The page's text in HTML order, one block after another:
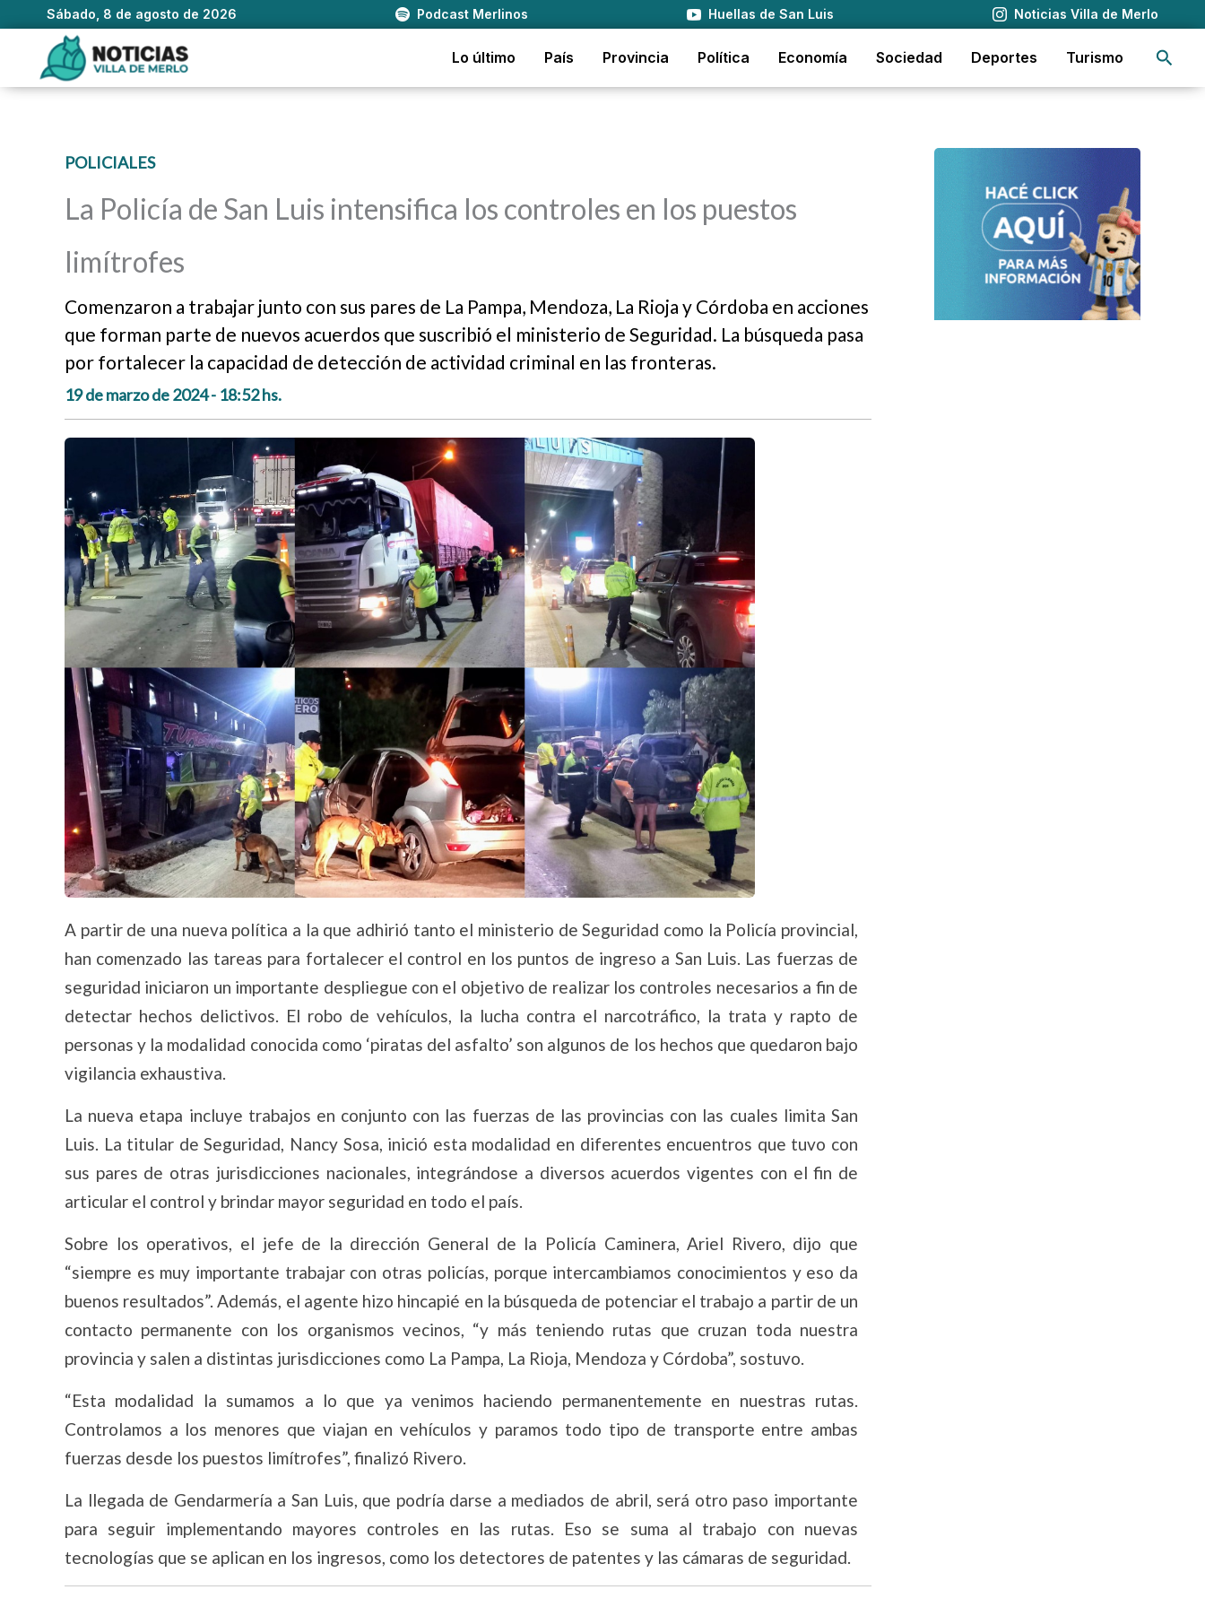
Sábado, 8 de agosto de 2026 Podcast Merlinos Huellas de San Luis Noticias Villa de Merlo
contenido
Lo último País Provincia Política Economía Sociedad Deportes Turismo
POLICIALES
La Policía de San Luis intensifica los controles en los puestos
limítrofes
Comenzaron a trabajar junto con sus pares de La Pampa, Mendoza, La Rioja y Córdoba en acciones
que forman parte de nuevos acuerdos que suscribió el ministerio de Seguridad. La búsqueda pasa
por fortalecer la capacidad de detección de actividad criminal en las fronteras.
19 de marzo de 2024 - 18:52 hs.
A partir de una nueva política a la que adhirió tanto el ministerio de Seguridad como la Policía provincial,
han comenzado las tareas para fortalecer el control en los puntos de ingreso a San Luis. Las fuerzas de
seguridad iniciaron un importante despliegue con el objetivo de realizar los controles necesarios a fin de
detectar hechos delictivos. El robo de vehículos, la lucha contra el narcotráfico, la trata y rapto de
personas y la modalidad conocida como ‘piratas del asfalto’ son algunos de los hechos que quedaron bajo
vigilancia exhaustiva.
La nueva etapa incluye trabajos en conjunto con las fuerzas de las provincias con las cuales limita San
Luis. La titular de Seguridad, Nancy Sosa, inició esta modalidad en diferentes encuentros que tuvo con
sus pares de otras jurisdicciones nacionales, integrándose a diversos acuerdos vigentes con el fin de
articular el control y brindar mayor seguridad en todo el país.
Sobre los operativos, el jefe de la dirección General de la Policía Caminera, Ariel Rivero, dijo que
“siempre es muy importante trabajar con otras policías, porque intercambiamos conocimientos y eso da
buenos resultados”. Además, el agente hizo hincapié en la búsqueda de potenciar el trabajo a partir de un
contacto permanente con los organismos vecinos, “y más teniendo rutas que cruzan toda nuestra
provincia y salen a distintas jurisdicciones como La Pampa, La Rioja, Mendoza y Córdoba”, sostuvo.
“Esta modalidad la sumamos a lo que ya venimos haciendo permanentemente en nuestras rutas.
Controlamos a los menores que viajan en vehículos y paramos todo tipo de transporte entre ambas
fuerzas desde los puestos limítrofes”, finalizó Rivero.
La llegada de Gendarmería a San Luis, que podría darse a mediados de abril, será otro paso importante
para seguir implementando mayores controles en las rutas. Eso se suma al trabajo con nuevas
tecnologías que se aplican en los ingresos, como los detectores de patentes y las cámaras de seguridad.